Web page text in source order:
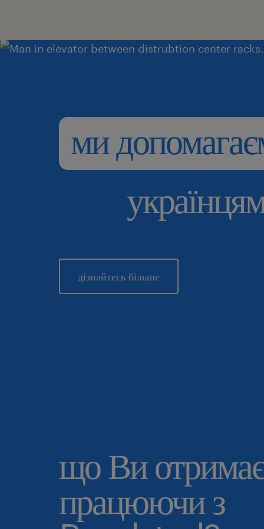
ми
дізнайтесь більше
що Ви
працюючи з